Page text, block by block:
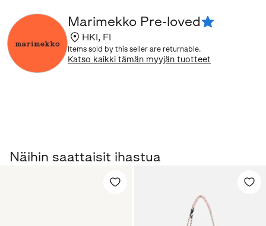
Marimekko Pre-loved
HKI, FI
Items sold by this seller are returnable.
Katso kaikki tämän myyjän tuotteet
Näihin saattaisit ihastua